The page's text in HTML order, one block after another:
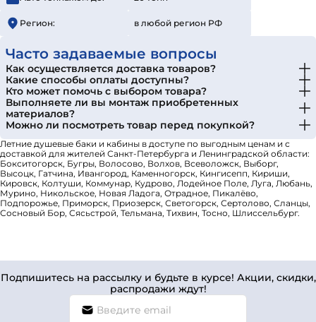
Регион: в любой регион РФ
Часто задаваемые вопросы
Как осуществляется доставка товаров?
Какие способы оплаты доступны?
Кто может помочь с выбором товара?
Выполняете ли вы монтаж приобретенных
материалов?
Можно ли посмотреть товар перед покупкой?
Летние душевые баки и кабины в доступе по выгодным ценам и с
доставкой для жителей Санкт-Петербурга и Ленинградской области:
Бокситогорск, Бугры, Волосово, Волхов, Всеволожск, Выборг,
Высоцк, Гатчина, Ивангород, Каменногорск, Кингисепп, Кириши,
Кировск, Колтуши, Коммунар, Кудрово, Лодейное Поле, Луга, Любань,
Мурино, Никольское, Новая Ладога, Отрадное, Пикалёво,
Подпорожье, Приморск, Приозерск, Светогорск, Сертолово, Сланцы,
Сосновый Бор, Сясьстрой, Тельмана, Тихвин, Тосно, Шлиссельбург.
Подпишитесь на рассылку и будьте в курсе! Акции, скидки,
распродажи ждут!